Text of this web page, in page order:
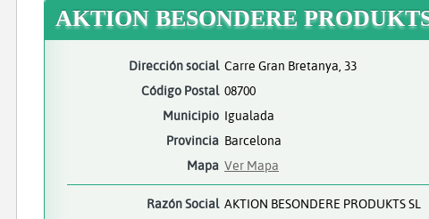
AKTION BESONDERE
Dirección social Carre Gran Bretanya, 33
Código Postal 08700
Municipio Igualada
Provincia Barcelona
Mapa Ver Mapa
Razón Social AKTION BESONDERE PRODUKTS SL